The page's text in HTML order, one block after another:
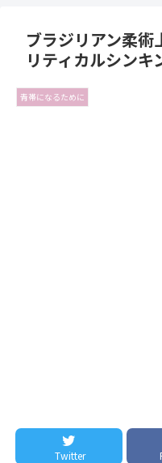
ブラジリアン柔術
リティカルシンキ
青帯になるために
Twitter